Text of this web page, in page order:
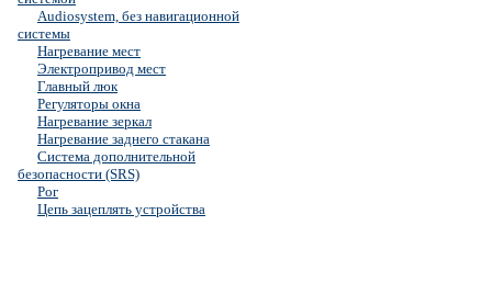
Audiosystem, без навигационной
системы
Нагревание мест
Электропривод мест
Главный люк
Регуляторы окна
Нагревание зеркал
Нагревание заднего стакана
Система дополнительной
безопасности (SRS)
Рог
Цепь зацеплять устройства